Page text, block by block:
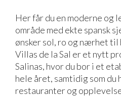
Her får du en moderne
område med ekte spansk
ønsker sol, ro og nærhet til
Villas de la Sal er et nytt
Salinas, hvor du bor i et
hele året, samtidig som
restauranter og